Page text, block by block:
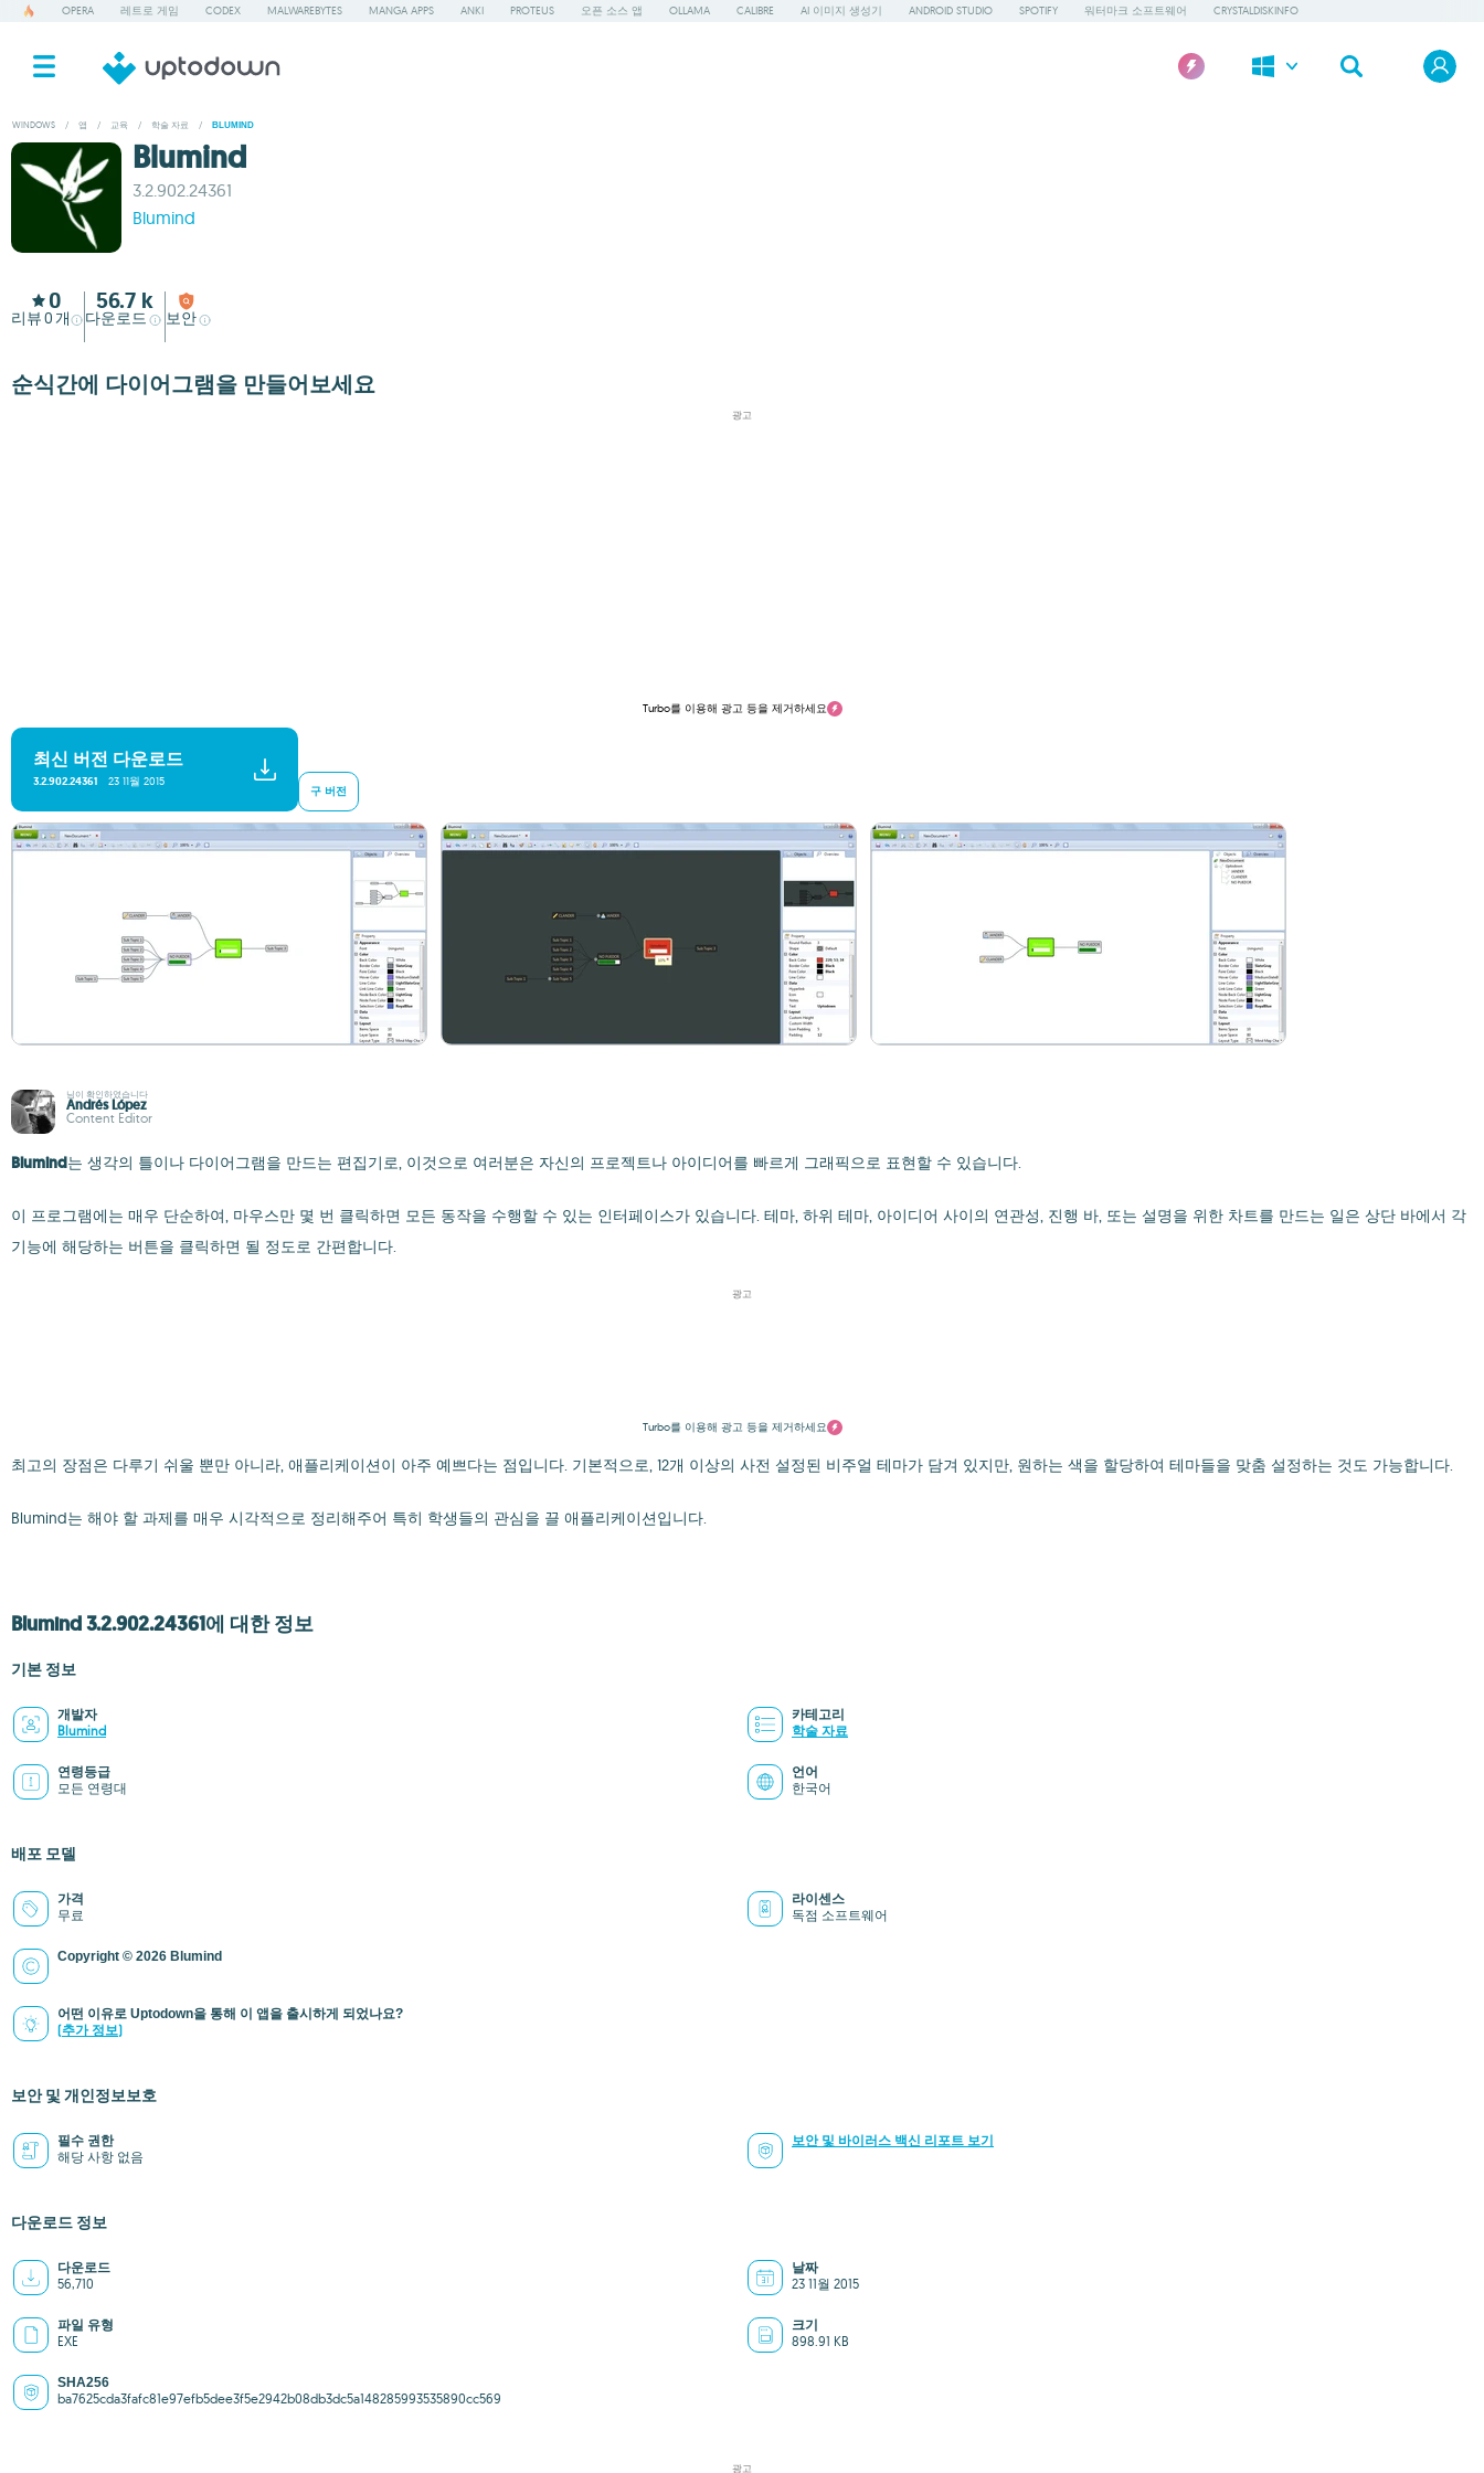
OPERA 레트로 게임 CODEX MALWAREBYTES MANGA APPS ANKI PROTEUS 오픈 소스 앱 OLLAMA CALIBRE AI 이미지 생성기 ANDROID STUDIO SPOTIFY 워터마크 소프트웨어 CRYSTALDISKINFO
WINDOWS / 앱 / 교육 / 학술 자료 / BLUMIND
Blumind
3.2.902.24361
Blumind
0
리뷰0 개
56.7 k
다운로드 보안
순식간에 다이어그램을 만들어보세요
광고
Turbo를 이용해 광고 등을 제거하세요
최신 버전 다운로드
3.2.902.24361 23 11월 2015
구 버전
님이 확인하였습니다
Andrés López
Content Editor
Blumind는 생각의 틀이나 다이어그램을 만드는 편집기로, 이것으로 여러분은 자신의 프로젝트나 아이디어를 빠르게 그래픽으로 표현할 수 있습니다.
이 프로그램에는 매우 단순하여, 마우스만 몇 번 클릭하면 모든 동작을 수행할 수 있는 인터페이스가 있습니다. 테마, 하위 테마, 아이디어 사이의 연관성, 진행 바, 또는 설명을 위한 차트를 만드는 일은 상단 바에서 각
기능에 해당하는 버튼을 클릭하면 될 정도로 간편합니다.
광고
Turbo를 이용해 광고 등을 제거하세요
최고의 장점은 다루기 쉬울 뿐만 아니라, 애플리케이션이 아주 예쁘다는 점입니다. 기본적으로, 12개 이상의 사전 설정된 비주얼 테마가 담겨 있지만, 원하는 색을 할당하여 테마들을 맞춤 설정하는 것도 가능합니다.
Blumind는 해야 할 과제를 매우 시각적으로 정리해주어 특히 학생들의 관심을 끌 애플리케이션입니다.
Blumind 3.2.902.24361에 대한 정보
기본 정보
개발자
Blumind
카테고리
학술 자료
연령등급
모든 연령대
언어
한국어
배포 모델
가격
무료
라이센스
독점 소프트웨어
Copyright © 2026 Blumind
어떤 이유로 Uptodown을 통해 이 앱을 출시하게 되었나요?
(추가 정보)
보안 및 개인정보보호
필수 권한
해당 사항 없음
보안 및 바이러스 백신 리포트 보기
다운로드 정보
다운로드
56,710
날짜
23 11월 2015
파일 유형
EXE
크기
898.91 KB
SHA256
ba7625cda3fafc81e97efb5dee3f5e2942b08db3dc5a148285993535890cc569
광고